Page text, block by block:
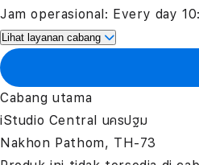
Jam operasional: Every day
Lihat layanan cabang
Cabang utama
iStudio Central นครปฐม
Nakhon Pathom, TH-73